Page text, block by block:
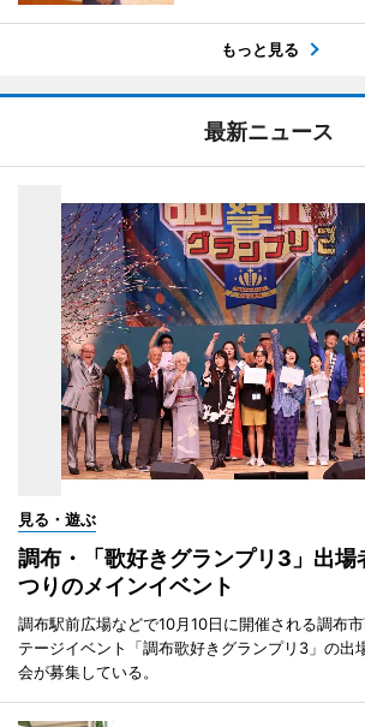
もっと見る
最新ニュース
見る・遊ぶ
調布・「歌好きグランプリ3」出
つりのメインイベント
調布駅前広場などで10月10日に開催される調布
テージイベント「調布歌好きグランプリ3」の出
会が募集している。